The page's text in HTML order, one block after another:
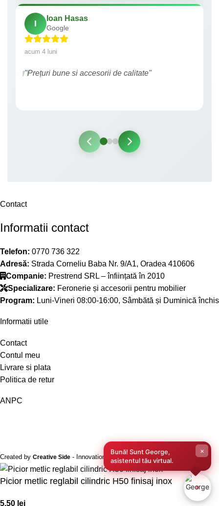
I
Ioan Hasas
Google
acum 4 luni
"Prețuri bune si accesorii de calitate"
Contact
Informatii contact
Telefon: 0770 736 322
Adresă: Strada Corneliu Baba Nr. 9/A1, Oradea 410606
Companie: Prestrend SRL – înființată în 2010
Specializare: Feronerie și accesorii pentru mobilier
Program: Luni-Vineri 08:00-16:00, Sâmbătă și Duminică închis
Informatii utile
Contact
Contul meu
Livrare si plata
Politica de retur
ANPC
Created by Creative Side - Innovation Performance
Picior metlic reglabil cilindric H50 finisaj inox
5,50 lei
Bună! Sunt George,
asistentul tău virtual.
×